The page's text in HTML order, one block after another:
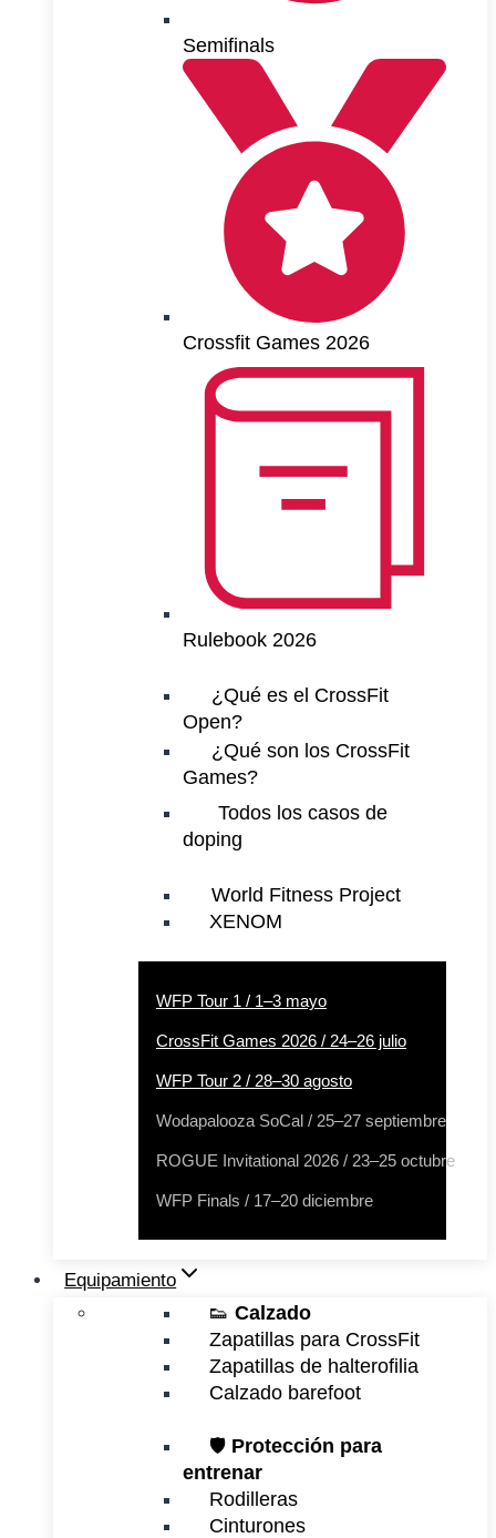
Semifinals
Crossfit Games 2026
Rulebook 2026
¿Qué es el CrossFit
Open?
¿Qué son los CrossFit
Games?
Todos los casos de
doping
World Fitness Project
XENOM
WFP Tour 1 / 1–3 mayo
CrossFit Games 2026 / 24–26 julio
WFP Tour 2 / 28–30 agosto
Wodapalooza SoCal / 25–27 septiembre
ROGUE Invitational 2026 / 23–25 octubre
WFP Finals / 17–20 diciembre
Equipamiento
👟 Calzado
Zapatillas para CrossFit
Zapatillas de halterofilia
Calzado barefoot
🛡️ Protección para
entrenar
Rodilleras
Cinturones